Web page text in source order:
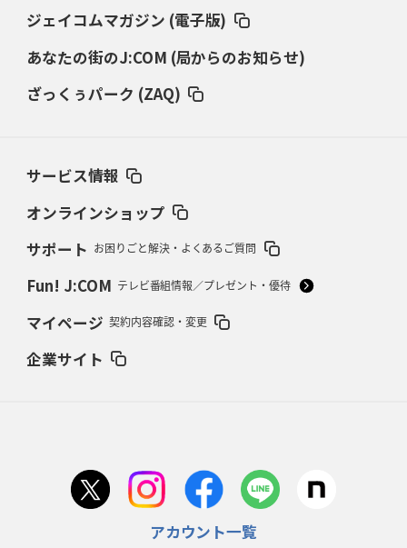
2026年3月5日(木)更新
2026年2月19日(木)更新
37年女子W杯招致への課題と期待
2026年2月12日(木)更新
2026年2月5日(木)更新
占い方
首位スピアーズ、充実の攻撃力 「湧き出る」パスでトライ量産
ジェイコムマガジン (電子版)
あなたの街のJ:COM (局からのお知らせ)
ざっくぅパーク (ZAQ)
サービス情報
オンラインショップ
サポート お困りごと解決・よくあるご質問
Fun! J:COM テレビ番組情報／プレゼント・優待
マイページ 契約内容確認・変更
企業サイト
アカウント一覧